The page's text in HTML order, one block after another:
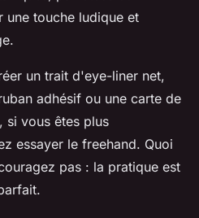
une touche ludique et
un trait d'eye-liner net,
adhésif ou une carte de
si vous êtes plus
essayer le freehand. Quoi
pas : la pratique est